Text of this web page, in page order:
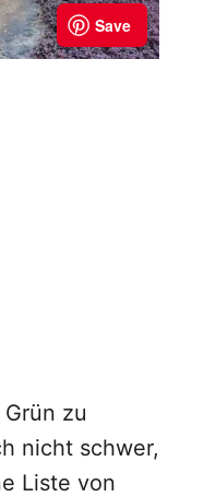
zu
nicht schwer,
Liste von